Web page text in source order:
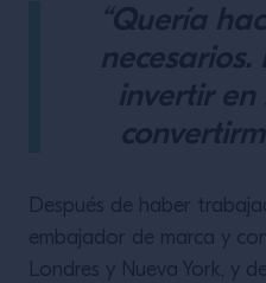
“Quería
necesarios.
invertir en
Después de haber
embajador de marca y
Londres y Nueva York, y